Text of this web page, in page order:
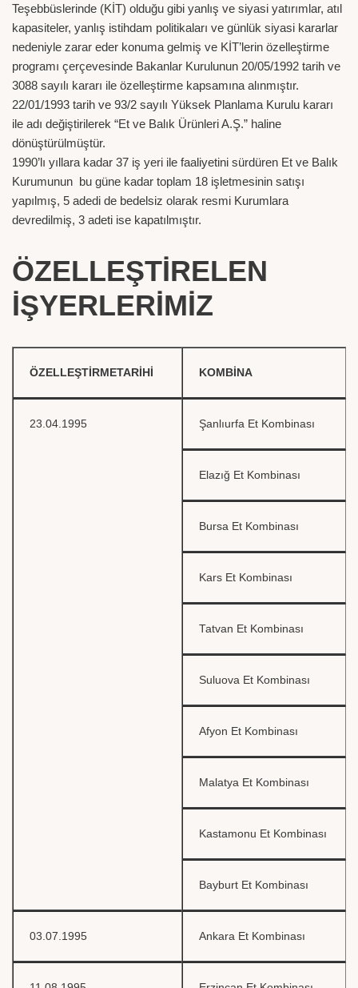
Teşebbüslerinde (KİT) olduğu gibi yanlış ve siyasi yatırımlar, atıl
kapasiteler, yanlış istihdam politikaları ve günlük siyasi kararlar
nedeniyle zarar eder konuma gelmiş ve KİT’lerin özelleştirme
programı çerçevesinde Bakanlar Kurulunun 20/05/1992 tarih ve
3088 sayılı kararı ile özelleştirme kapsamına alınmıştır.
22/01/1993 tarih ve 93/2 sayılı Yüksek Planlama Kurulu kararı
ile adı değiştirilerek “Et ve Balık Ürünleri A.Ş.” haline
dönüştürülmüştür.
1990’lı yıllara kadar 37 iş yeri ile faaliyetini sürdüren Et ve Balık
Kurumunun bu güne kadar toplam 18 işletmesinin satışı
yapılmış, 5 adedi de bedelsiz olarak resmi Kurumlara
devredilmiş, 3 adeti ise kapatılmıştır.
ÖZELLEŞTİRELEN
İŞYERLERİMİZ
ÖZELLEŞTİRMETARİHİ KOMBİNA
23.04.1995 Şanlıurfa Et Kombinası
Elazığ Et Kombinası
Bursa Et Kombinası
Kars Et Kombinası
Tatvan Et Kombinası
Suluova Et Kombinası
Afyon Et Kombinası
Malatya Et Kombinası
Kastamonu Et Kombinası
Bayburt Et Kombinası
03.07.1995 Ankara Et Kombinası